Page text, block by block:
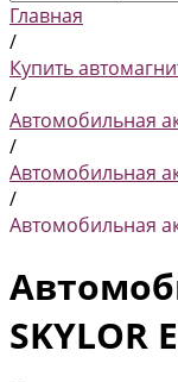
Главная
/
Купить
/
Автомобильная
/
Автомобильная
/
Автомобильная
SKYLOR